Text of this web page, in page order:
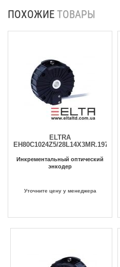
ПОХОЖИЕ ТОВАРЫ
ELTRA
EH80C1024Z5/28L14X3MR.197+295
Инкрементальный оптический
энкодер
Уточните цену у менеджера